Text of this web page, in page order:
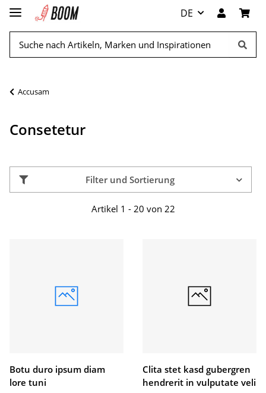
DE
Accusam
Consetetur
Filter und Sortierung
Artikel 1 - 20 von 22
Botu duro ipsum diam
lore tuni
Clita stet kasd gubergren
hendrerit in vulputate veli